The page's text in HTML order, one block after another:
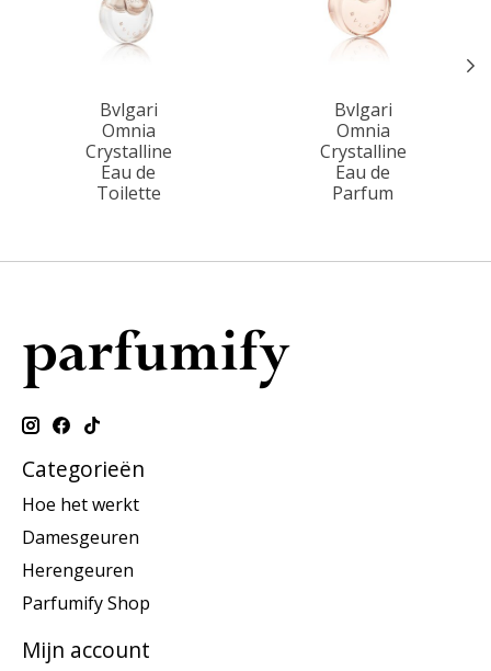
Bvlgari
Omnia
Crystalline
Eau de
Toilette
Bvlgari
Omnia
Crystalline
Eau de
Parfum
Categorieën
Hoe het werkt
Damesgeuren
Herengeuren
Parfumify Shop
Mijn account